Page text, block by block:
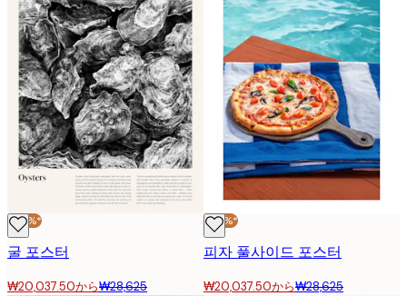
-30%*
굴 포스터
₩20,037.50から₩28,625
-30%*
피자 풀사이드 포스터
₩20,037.50から₩28,625